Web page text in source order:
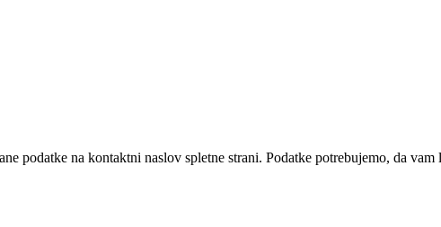
podatke na kontaktni naslov spletne strani. Podatke potrebujemo, da